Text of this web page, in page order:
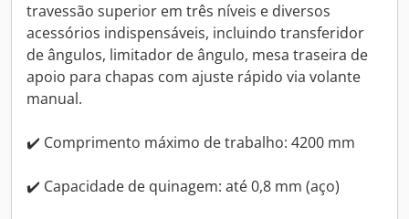
travessão superior em três níveis e diversos
acessórios indispensáveis, incluindo transferidor
de ângulos, limitador de ângulo, mesa traseira de
apoio para chapas com ajuste rápido via volante
manual.
✔️ Comprimento máximo de trabalho: 4200 mm
✔️ Capacidade de quinagem: até 0,8 mm (aço)